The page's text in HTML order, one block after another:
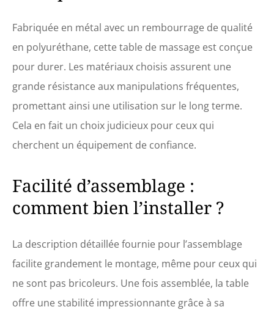
Fabriquée en métal avec un rembourrage de qualité
en polyuréthane, cette table de massage est conçue
pour durer. Les matériaux choisis assurent une
grande résistance aux manipulations fréquentes,
promettant ainsi une utilisation sur le long terme.
Cela en fait un choix judicieux pour ceux qui
cherchent un équipement de confiance.
Facilité d’assemblage :
comment bien l’installer ?
La description détaillée fournie pour l’assemblage
facilite grandement le montage, même pour ceux qui
ne sont pas bricoleurs. Une fois assemblée, la table
offre une stabilité impressionnante grâce à sa